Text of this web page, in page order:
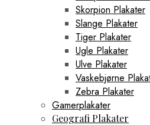
Skorpion Plakater
Slange Plakater
Tiger Plakater
Ugle Plakater
Ulve Plakater
Vaskebjørne
Zebra Plakater
Gamerplakater
Geografi Plakater